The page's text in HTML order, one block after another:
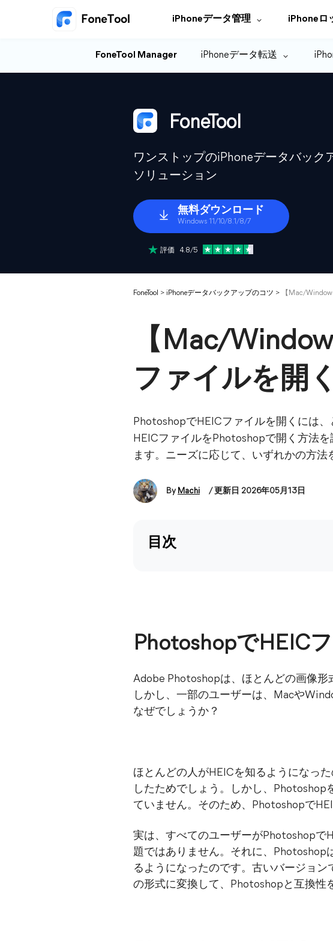
iPhoneデータ管理 iPhoneロ
FoneTool Manager iPhoneデータ転送
FoneTool
ワンストップのiPhoneデータバック
ソリューション
無料ダウンロード
Windows 11/10/8.1/8/7
評価 4.8/5
FoneTool > iPhoneデータバックアップのコツ > 【Mac/
【Mac/
ファイルを開
PhotoshopでHEICファイルを開くには
HEICファイルをPhotoshopで開く方法
ます。ニーズに応じて、いずれかの方法
By Machi / 更新日 2026年05月13日
目次
PhotoshopでHEIC
Adobe Photoshopは、ほとんどの画像形
しかし、一部のユーザーは、Macや
なぜでしょうか？
ほとんどの人がHEICを知るようになっ
したためでしょう。しかし、Photoshop
ていません。そのため、Photoshopで
実は、すべてのユーザーがPhotoshopで
題ではありません。それに、Photoshop
るようになったのです。古いバージョ
の形式に変換して、Photoshopと互換性